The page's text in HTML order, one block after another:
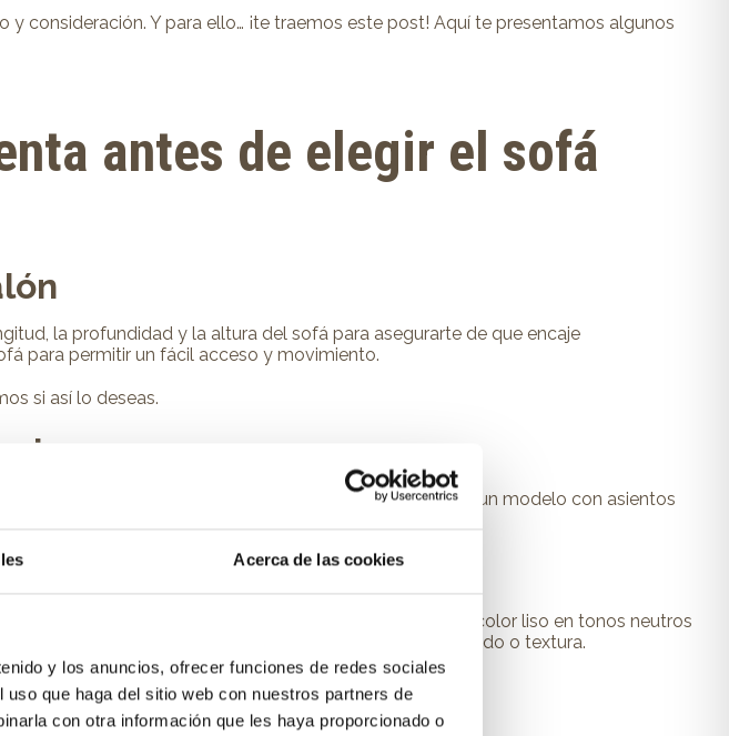
Acerca de las cookies
y los anuncios, ofrecer funciones de redes sociales
que haga del sitio web con nuestros partners de
con otra información que les haya proporcionado o
consideración. Y para ello… ¡te traemos este post! Aquí te presentamos algunos
antes de elegir el sofá
la profundidad y la altura del sofá para asegurarte de que encaje
para permitir un fácil acceso y movimiento.
si así lo deseas.
en casa
para todos. Opta por un modelo con asientos
sin problemas.
elegante y atemporal, considera optar por un sofá de color liso en tonos neutros
estilo a tu salón, puedes optar por un sofá con estampado o textura.
tú quieras. ¡Todos los detalles cuentan!